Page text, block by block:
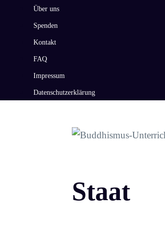
Über uns
Spenden
Kontakt
FAQ
Impressum
Datenschutzerklärung
Staat